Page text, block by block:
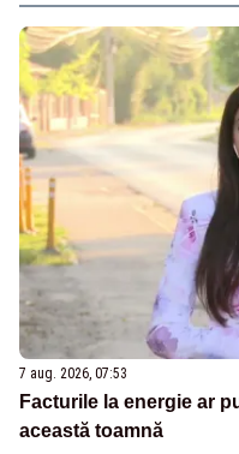
7 aug. 2026, 07:53
Facturile la energie ar
această toamnă